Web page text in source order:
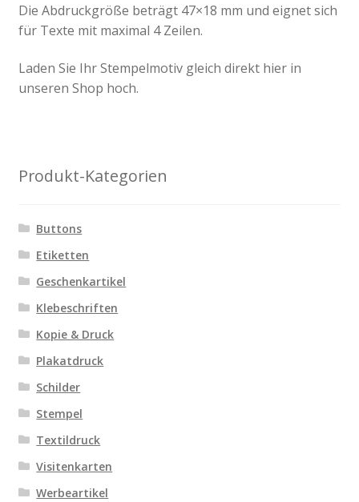
Die Abdruckgröße beträgt 47×18 mm und eignet sich
für Texte mit maximal 4 Zeilen.
Laden Sie Ihr Stempelmotiv gleich direkt hier in
unseren Shop hoch.
Produkt-Kategorien
Buttons
Etiketten
Geschenkartikel
Klebeschriften
Kopie & Druck
Plakatdruck
Schilder
Stempel
Textildruck
Visitenkarten
Werbeartikel